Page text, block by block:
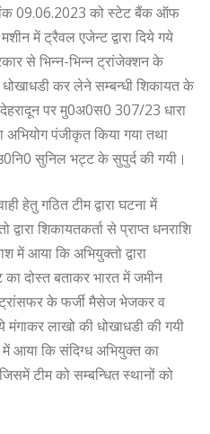
09.06.2023 को स्टेट बैंक ऑफ
में ट्रैवल एजेन्ट द्वारा दिये गये
से भिन्न-भिन्न ट्रांजेक्शन के
कर लेने सम्बन्धी शिकायत के
पर मु0अ0स0 307/23 धारा
अभियोग पंजीकृत किया गया तथा
सुनिल भट्ट के सुपुर्द की गयी।
हेतु गठित टीम द्वारा घटना में
शिकायतकर्ता से प्राप्त धनराशि
में आया कि अभियुक्तो द्वारा
दोस्त बताकर भारत में जमीन
के फर्जी मैसेज भेजकर व
मंगाकर लाखो की धोखाधडी की गयी
आया कि संदिग्ध अभियुक्त का
टीम को सम्बन्धित स्थानों को